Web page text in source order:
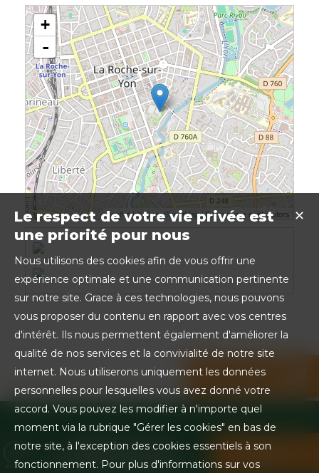
+
-
Leaflet| ©OpenStreetMap|Foursquarecontributors
Partager sur les réseaux sociaux
BESOIN D'UN
RENSEIGNEMENT ?
CONTACTEZ-
NOUS !
✕
Le respect de votre vie privée est
une priorité pour nous
Nous utilisons des cookies afin de vous offrir une
expérience optimale et une communication pertinente
sur notre site. Grace à ces technologies, nous pouvons
vous proposer du contenu en rapport avec vos centres
d'intérêt. Ils nous permettent également d'améliorer la
qualité de nos services et la convivialité de notre site
internet. Nous utiliserons uniquement les données
personnelles pour lesquelles vous avez donné votre
accord. Vous pouvez les modifier à n'importe quel
moment via la rubrique "Gérer les cookies" en bas de
notre site, à l'exception des cookies essentiels à son
fonctionnement. Pour plus d'informations sur vos